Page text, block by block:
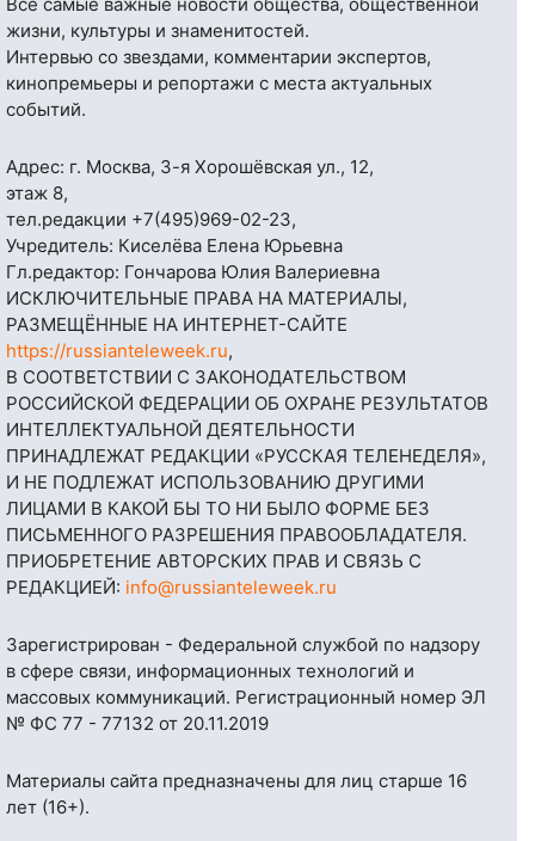
жизни, культуры и знаменитостей.
Интервью со звездами, комментарии экспертов,
кинопремьеры и репортажи с места актуальных
событий.
Адрес: г. Москва, 3-я Хорошёвская ул., 12,
этаж 8,
тел.редакции +7(495)969-02-23,
Учредитель: Киселёва Елена Юрьевна
Гл.редактор: Гончарова Юлия Валериевна
ИСКЛЮЧИТЕЛЬНЫЕ ПРАВА НА МАТЕРИАЛЫ,
РАЗМЕЩЁННЫЕ НА ИНТЕРНЕТ-САЙТЕ
https://russianteleweek.ru,
В СООТВЕТСТВИИ С ЗАКОНОДАТЕЛЬСТВОМ
РОССИЙСКОЙ ФЕДЕРАЦИИ ОБ ОХРАНЕ РЕЗУЛЬТАТОВ
ИНТЕЛЛЕКТУАЛЬНОЙ ДЕЯТЕЛЬНОСТИ
ПРИНАДЛЕЖАТ РЕДАКЦИИ «РУССКАЯ ТЕЛЕНЕДЕЛЯ»,
И НЕ ПОДЛЕЖАТ ИСПОЛЬЗОВАНИЮ ДРУГИМИ
ЛИЦАМИ В КАКОЙ БЫ ТО НИ БЫЛО ФОРМЕ БЕЗ
ПИСЬМЕННОГО РАЗРЕШЕНИЯ ПРАВООБЛАДАТЕЛЯ.
ПРИОБРЕТЕНИЕ АВТОРСКИХ ПРАВ И СВЯЗЬ С
РЕДАКЦИЕЙ: info@russianteleweek.ru
Зарегистрирован - Федеральной службой по надзору
в сфере связи, информационных технологий и
массовых коммуникаций. Регистрационный номер ЭЛ
№ ФС 77 - 77132 от 20.11.2019
Материалы сайта предназначены для лиц старше 16
лет (16+).